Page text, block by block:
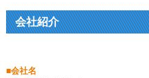
会社紹介
■会社名